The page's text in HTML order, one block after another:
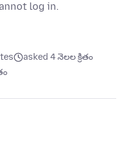
log in.
asked 4 నెలల క్రితం